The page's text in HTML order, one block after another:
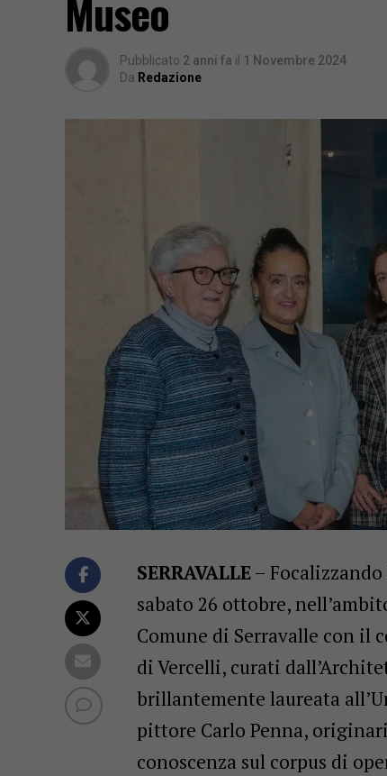
Museo
Pubblicato 2 anni fa il 1 Novembre 2024
Da Redazione
SERRAVALLE– Focalizzando
sabato 26 ottobre,
Comune di Serravalle con il
di Vercelli, curati
brillantemente laureata
pittore Carlo Penna,
conoscenza sul corpus di